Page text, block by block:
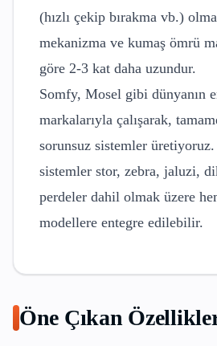
(hızlı çekip bırakma vb.)
mekanizma ve kumaş ömrü
göre 2-3 kat daha uzundur.
Somfy, Mosel gibi dünyanın
markalarıyla çalışarak,
sorunsuz sistemler
sistemler stor, zebra, jaluzi,
perdeler dahil olmak üzere
modellere entegre edilebilir.
Öne Çıkan